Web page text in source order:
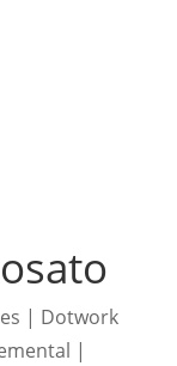
| Dotwork
|